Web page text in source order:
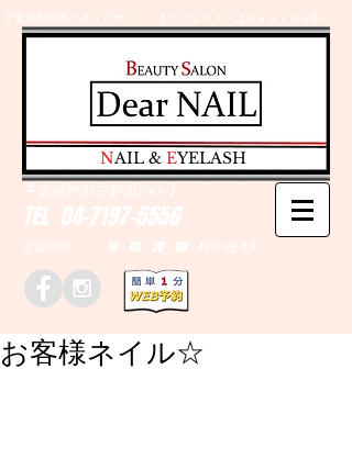
千葉県野田市のネイルサロン、まつげエクステはＤｅａｒＮAILへ
TEL 04-7197-5556
営業時間 10：00～20：00 (予約優先)
千葉県野田市野田790-1
​NAIL & EYELASH
お客様ネイル☆